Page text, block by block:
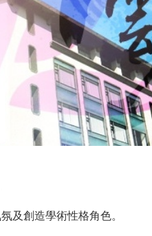
及創造學術性格角色。